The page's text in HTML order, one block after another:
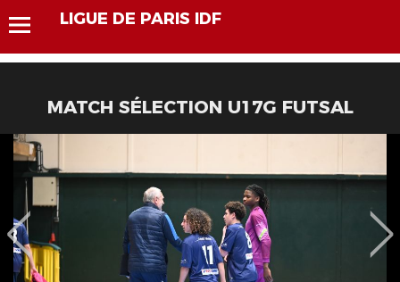
LIGUE DE PARIS IDF
MATCH SÉLECTION U17G FUTSAL